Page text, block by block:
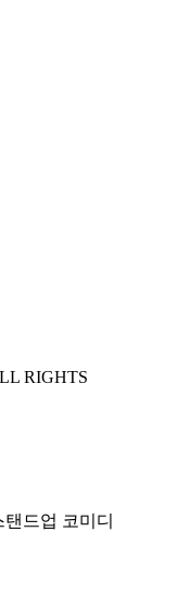
RIGHTS
탠드업 코미디